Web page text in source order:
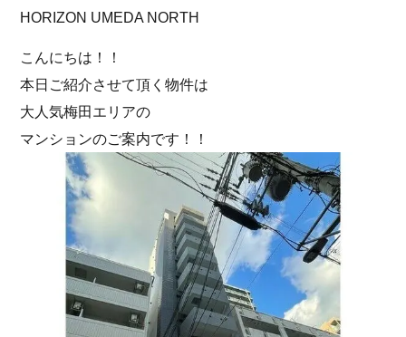
HORIZON UMEDA NORTH
こんにちは！！
本日ご紹介させて頂く物件は
大人気梅田エリアの
マンションのご案内です！！